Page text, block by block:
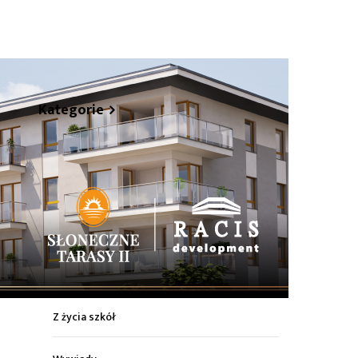
Kategorie
Z życia miasta
Sport
Kultura
Wiadomości z regionu
Z życia szkół